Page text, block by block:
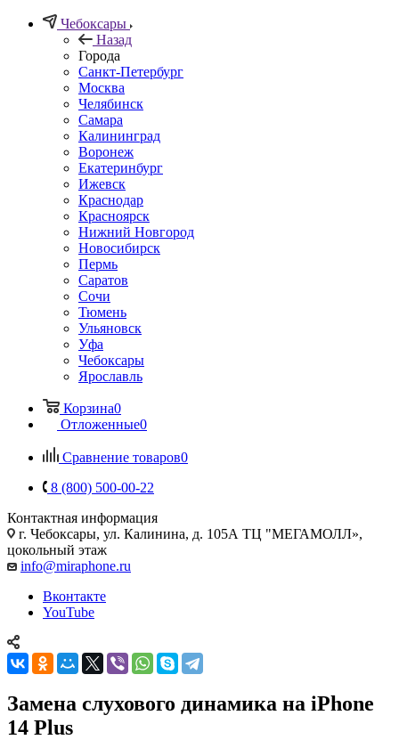
Чебоксары
Назад
Города
Санкт-Петербург
Москва
Челябинск
Самара
Калининград
Воронеж
Екатеринбург
Ижевск
Краснодар
Красноярск
Нижний Новгород
Новосибирск
Пермь
Саратов
Сочи
Тюмень
Ульяновск
Уфа
Чебоксары
Ярославль
Корзина0
Отложенные0
Сравнение товаров0
8 (800) 500-00-22
Контактная информация
г. Чебоксары, ул. Калинина, д. 105А ТЦ "МЕГАМОЛЛ»,
цокольный этаж
info@miraphone.ru
Вконтакте
YouTube
Замена слухового динамика на iPhone
14 Plus